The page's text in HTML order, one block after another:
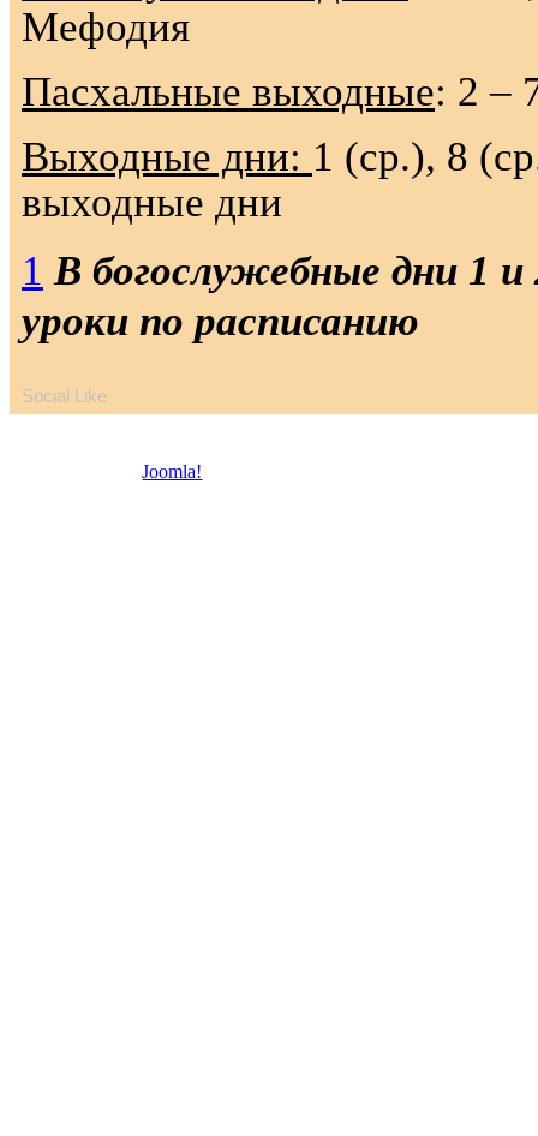
Мефодия
Пасхальные выходные: 2 –
Выходные дни: 1 (ср.), 8
выходные дни
1 В богослужебные дни 1 и
уроки по расписанию
Social Like
Joomla!